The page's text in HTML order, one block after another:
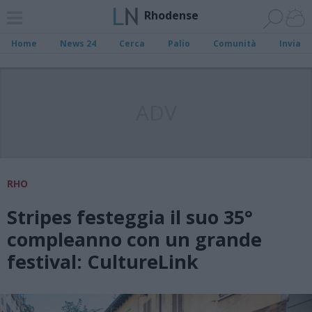
Rhodense
Home News 24 Cerca Palio Comunità Invia
RHO
Stripes festeggia il suo 35°
compleanno con un grande
festival: CultureLink